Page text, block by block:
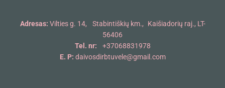
Adresas: Vilties g. 14, Stabintiškių km., Kaišiadorių raj., LT-
56406
Tel. nr:
+37068831978
E. P: daivosdirbtuvele@gmail.com